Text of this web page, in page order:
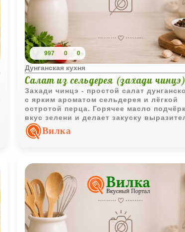
997 0 0
Дунганская кухня
Салат из сельдерея (захади чинцэ)
Захади чинцэ - простой салат
с ярким ароматом сельдерея и лёгкой
остротой перца. Горячее масло
вкус зелени и делает закуску
даже при минимальном наборе
Вилка